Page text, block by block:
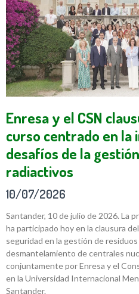
Enresa y el CSN
curso centrado en la
desafíos de la
radiactivos
10/07/2026
Santander, 10 de julio de 2026. La
ha participado hoy en la clausura
seguridad en la gestión de
desmantelamiento de centrales
conjuntamente por Enresa y el
en la Universidad Internacional
Santander.